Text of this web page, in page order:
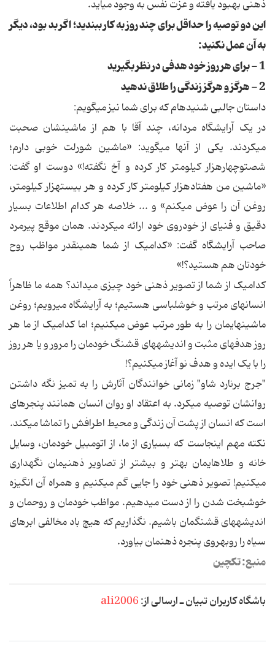
ذهنی بهبود یافته و عزت نفس به وجود می‏آید.
این دو توصیه را حداقل برای چند روز به کار ببندید؛ اگر بد بود، دیگر
به آن عمل نکنید:
1 - برای هر روز خود هدفی در نظر بگیرید
2 - هرگز و هرگز زندگی را طلاق ندهید
داستان جالبی شنیده‏ام که برای شما نیز می‏گویم:
در یک آرایشگاه مردانه، چند آقا با هم از ماشینشان صحبت
می‏کردند. یکی از آنها می‏گوید: «ماشین شورلت خوبی دارم؛
شصت‏وچهارهزار کیلومتر کار کرده و آخ نگفته!» دوست او گفت:
«ماشین من هفتادهزار کیلومتر کار کرده و هر بیست‏هزار کیلومتر،
روغن آن را عوض می‏کنم» و ... خلاصه هر کدام اطلاعات بسیار
دقیق و فنی‏ای از خودروی خود ارائه می‏کردند. همان موقع پیرمرد
صاحب آرایشگاه گفت: «کدام‏یک از شما همین‏قدر مواظب روح
خودتان هم هستید؟!»
کدام‏یک از شما از تصویر ذهنی خود چیزی می‏داند؟ همه ما ظاهراً
انسان‏های مرتب و خوش‏لباسی هستیم؛ به آرایشگاه می‏رویم؛ روغن
ماشین‏هایمان را به طور مرتب عوض می‏کنیم؛ اما کدام‏یک از ما هر
روز هدف‏های مثبت و اندیشه‏های قشنگ خودمان را مرور و یا هر روز
را با یک ایده و هدف نو آغاز می‏کنیم؟!
"جرج برنارد شاو" زمانی خوانندگان آثارش را به تمیز نگه داشتن
روانشان توصیه می‏کرد. به اعتقاد او روان انسان همانند پنجره‏ای
است که انسان از پشت آن زندگی و محیط اطرافش را تماشا می‏کند.
نکته مهم این‏جاست که بسیاری از ما، از اتومبیل خودمان، وسایل
خانه و طلاهایمان بهتر و بیشتر از تصاویر ذهنی‏مان نگهداری
می‏کنیم! تصویر ذهنی خود را جایی گم می‏کنیم و همراه آن انگیزه
خوشبخت شدن را از دست می‏دهیم. مواظب خودمان و روحمان و
اندیشه‏های قشنگمان باشیم. نگذاریم که هیچ باد مخالفی ابرهای
سیاه را روبه‏روی پنجره ذهنمان بیاورد.
منبع: تکچین
باشگاه کاربران تبیان ـ ارسالی از:ali2006